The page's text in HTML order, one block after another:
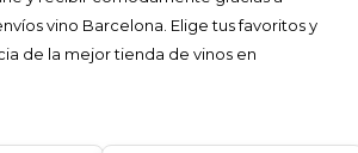
vino Barcelona. Elige tus favoritos y
de la mejor tienda de vinos en